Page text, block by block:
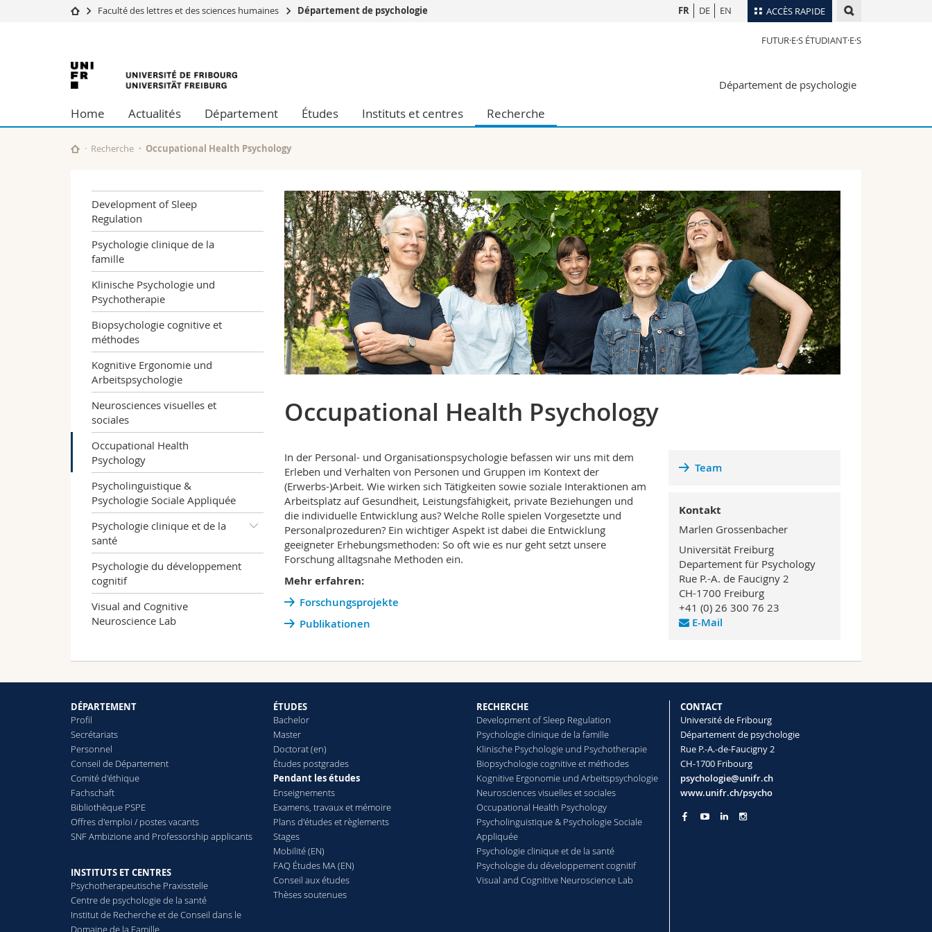
ACCÈS RAPIDE
Etudes
Campus
Université
Formation continue
Lettres et sciences humaines
Sciences de l'éducation et de la formation
Sciences et médecine
Interfacultaire
Collaborateurs
Bibliothèques
Programme des cours
FR DE EN
Faculté des lettres et des sciences humaines Département de psychologie
FUTUR·E·S ÉTUDIANT·E·S
Université
de
Fribourg
Département de psychologie
Home Actualités Département Études Instituts et centres Recherche
Recherche Occupational Health Psychology
Development of Sleep
Regulation
Psychologie clinique de la
famille
Klinische Psychologie und
Psychotherapie
Biopsychologie cognitive et
méthodes
Kognitive Ergonomie und
Arbeitspsychologie
Neurosciences visuelles et
sociales
Occupational Health
Psychology
Psycholinguistique &
Psychologie Sociale Appliquée
Psychologie clinique et de la
santé
Psychologie du développement
cognitif
Visual and Cognitive
Neuroscience Lab
Occupational Health Psychology
In der Personal- und Organisationspsychologie befassen wir uns mit dem
Erleben und Verhalten von Personen und Gruppen im Kontext der
(Erwerbs-)Arbeit. Wie wirken sich Tätigkeiten sowie soziale Interaktionen am
Arbeitsplatz auf Gesundheit, Leistungsfähigkeit, private Beziehungen und
die individuelle Entwicklung aus? Welche Rolle spielen Vorgesetzte und
Personalprozeduren? Ein wichtiger Aspekt ist dabei die Entwicklung
geeigneter Erhebungsmethoden: So oft wie es nur geht setzt unsere
Forschung alltagsnahe Methoden ein.
Mehr erfahren:
Forschungsprojekte
Publikationen
Team
Kontakt
Marlen Grossenbacher
Universität Freiburg
Departement für Psychology
Rue P.-A. de Faucigny 2
CH-1700 Freiburg
+41 (0) 26 300 76 23
E-Mail
DÉPARTEMENT
Profil
Secrétariats
Personnel
Conseil de Département
Comité d'éthique
Fachschaft
Bibliothèque PSPE
Offres d'emploi / postes vacants
SNF Ambizione and Professorship applicants
INSTITUTS ET CENTRES
Psychotherapeutische Praxisstelle
Centre de psychologie de la santé
Institut de Recherche et de Conseil dans le
Domaine de la Famille
ÉTUDES
Bachelor
Master
Doctorat (en)
Études postgrades
Pendant les études
Enseignements
Examens, travaux et mémoire
Plans d'études et règlements
Stages
Mobilité (EN)
FAQ Études MA (EN)
Conseil aux études
Thèses soutenues
RECHERCHE
Development of Sleep Regulation
Psychologie clinique de la famille
Klinische Psychologie und Psychotherapie
Biopsychologie cognitive et méthodes
Kognitive Ergonomie und Arbeitspsychologie
Neurosciences visuelles et sociales
Occupational Health Psychology
Psycholinguistique & Psychologie Sociale
Appliquée
Psychologie clinique et de la santé
Psychologie du développement cognitif
Visual and Cognitive Neuroscience Lab
CONTACT
Université de Fribourg
Département de psychologie
Rue P.-A.-de-Faucigny 2
CH-1700 Fribourg
psychologie@unifr.ch
www.unifr.ch/psycho